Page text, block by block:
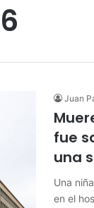
Juan
fue
una
Una
en el